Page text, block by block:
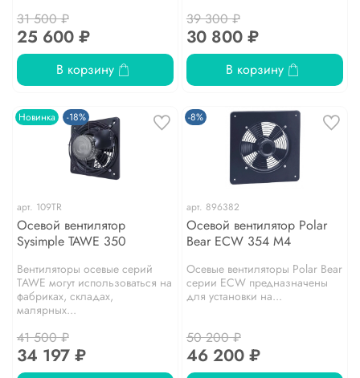
31 500 ₽
25 600 ₽
В корзину
39 300 ₽
30 800 ₽
В корзину
Новинка -18%
арт. 109TR
Осевой вентилятор
Sysimple TAWE 350
Вентиляторы осевые серий
TAWE могут использоваться на
фабриках, складах,
малярных...
41 500 ₽
34 197 ₽
-8%
арт. 896382
Осевой вентилятор Polar
Bear ECW 354 M4
Осевые вентиляторы Polar Bear
серии ЕCW предназначены
для установки на...
50 200 ₽
46 200 ₽